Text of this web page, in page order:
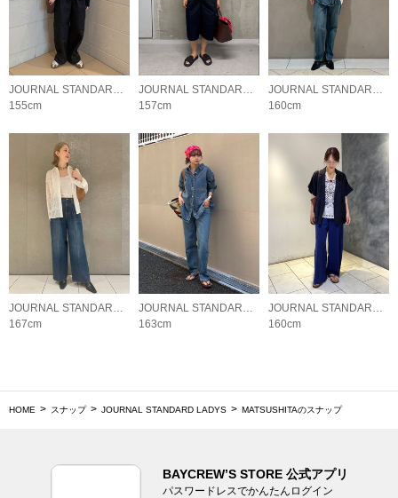
155cm
157cm
160cm
167cm
163cm
160cm
HOME スナップ JOURNAL STANDARD LADYS MATSUSHITAのスナップ
BAYCREW’S STORE 公式アプリ
パスワードレスでかんたんログイン